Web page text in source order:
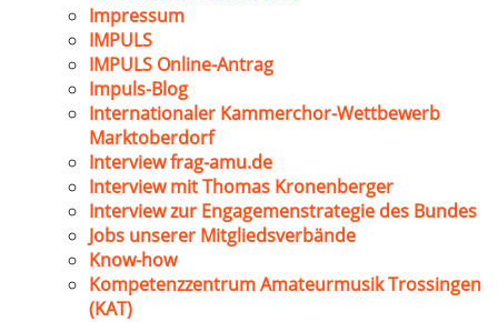
Impressum
IMPULS
IMPULS Online-Antrag
Impuls-Blog
Internationaler Kammerchor-Wettbewerb
Marktoberdorf
Interview frag-amu.de
Interview mit Thomas Kronenberger
Interview zur Engagemenstrategie des Bundes
Jobs unserer Mitgliedsverbände
Know-how
Kompetenzzentrum Amateurmusik Trossingen
(KAT)